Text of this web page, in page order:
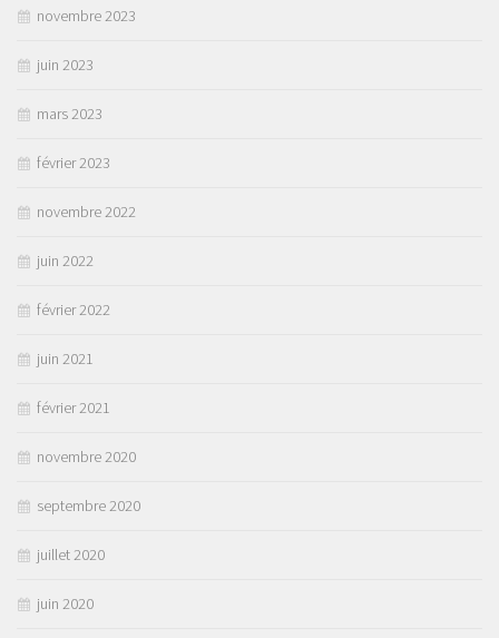
novembre 2023
juin 2023
mars 2023
février 2023
novembre 2022
juin 2022
février 2022
juin 2021
février 2021
novembre 2020
septembre 2020
juillet 2020
juin 2020